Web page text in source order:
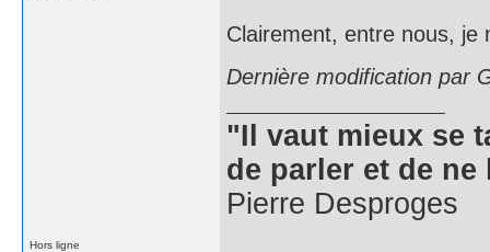
Clairement, entre nous,
Dernière modification par
"Il vaut mieux se
de parler et de
Pierre Desproges
Hors ligne